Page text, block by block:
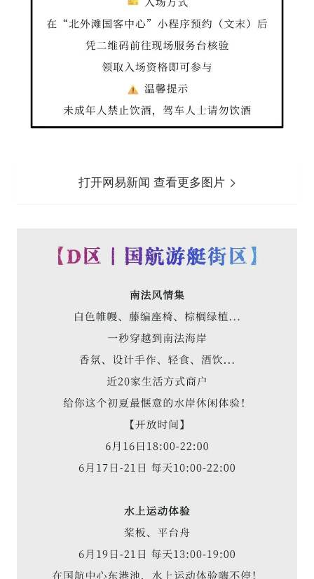
打开网易新闻 查看更多图片